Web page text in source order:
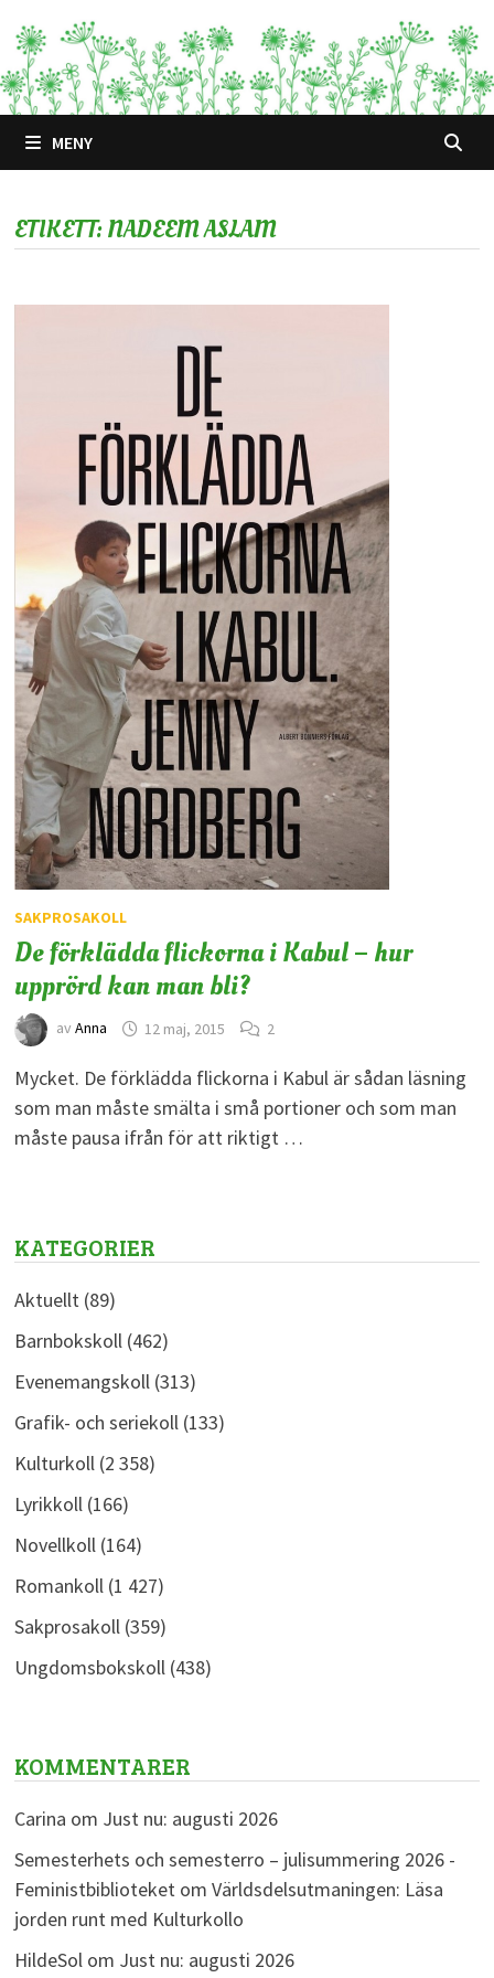
till
innehåll
MENY
ETIKETT:NADEEM ASLAM
SAKPROSAKOLL
De förklädda flickorna i Kabul – hur
upprörd kan man bli?
av Anna 12 maj, 2015 2
Mycket. De förklädda flickorna i Kabul är sådan läsning
som man måste smälta i små portioner och som man
måste pausa ifrån för att riktigt …
KATEGORIER
Aktuellt(89)
Barnbokskoll(462)
Evenemangskoll(313)
Grafik- och seriekoll(133)
Kulturkoll(2 358)
Lyrikkoll(166)
Novellkoll(164)
Romankoll(1 427)
Sakprosakoll(359)
Ungdomsbokskoll(438)
KOMMENTARER
Carina om Just nu: augusti 2026
Semesterhets och semesterro – julisummering 2026 -
Feministbiblioteketom Världsdelsutmaningen: Läsa
jorden runt med Kulturkollo
HildeSolom Just nu: augusti 2026